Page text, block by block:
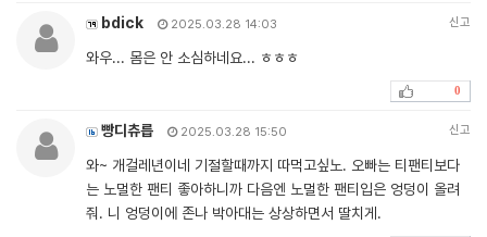
bdick 2025.03.28 14:03 신고
와우... 몸은 안 소심하네요... ㅎㅎㅎ
0
빵디츄릅 2025.03.28 15:50 신고
와~ 개걸레년이네 기절할때까지 따먹고싶노. 오빠는 티팬티보다
는 노멀한 팬티 좋아하니까 다음엔 노멀한 팬티입은 엉덩이 올려
줘. 니 엉덩이에 존나 박아대는 상상하면서 딸치게.